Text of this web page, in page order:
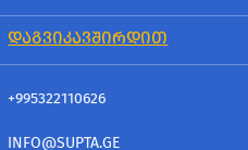
ᲓᲐᲒᲕᲘᲙᲐᲕᲨᲘᲠᲓᲘᲗ
+995322110626
INFO@SUPTA.GE